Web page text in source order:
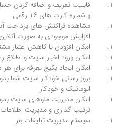
قابلیت تعریف و اضافه کردن
و شماره کارت های 16 رقمی
مشاهده تراکنش های پرداخت
افزایش موجودی به صورت
امکان افزودن یا کاهش
امکان ورود اخبار سایت و اطلاع
امکان ایجاد پکیج تعرفه برای
بروز رسانی خودکار سایت شما
اتوماتیک و خودکار
امکان مدیریت منوهای سایت
ترتیب گذاری و مدیریت
سیستم مدیریت تبلیغات بنر